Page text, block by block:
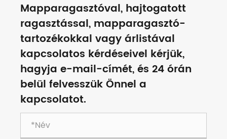
Mapparagasztóval, hajtogatott
ragasztással, mapparagasztó-
tartozékokkal vagy árlistával
kapcsolatos kérdéseivel kérjük,
hagyja e-mail-címét, és 24 órán
belül felvesszük Önnel a
kapcsolatot.